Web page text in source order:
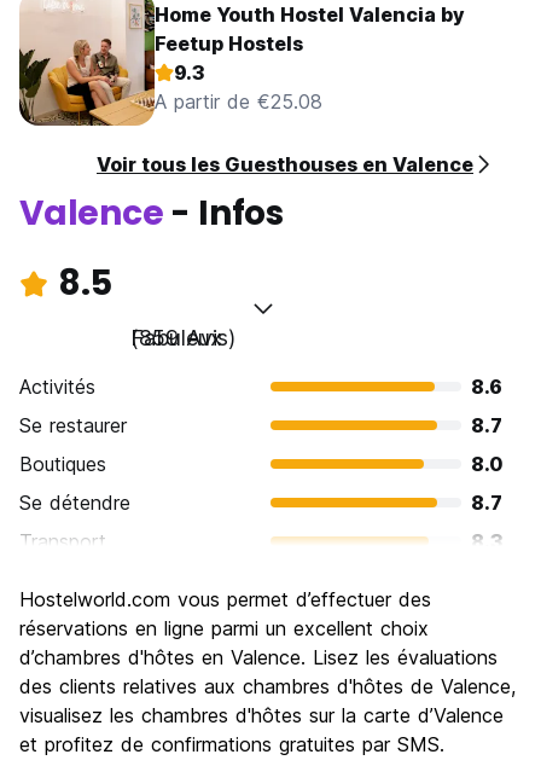
Home Youth Hostel Valencia by
Feetup Hostels
9.3
A partir de €25.08
Voir tous les Guesthouses en Valence
Valence - Infos
8.5
Fabuleux
(859 Avis)
Activités
8.6
Se restaurer
8.7
Boutiques
8.0
Se détendre
8.7
Transport
8.3
Culture
Sortir le soir / faire la fête
8.1
Bonnes affaires
8.4
Hostelworld.com vous permet d’effectuer des
réservations en ligne parmi un excellent choix
d’chambres d'hôtes en Valence. Lisez les évaluations
des clients relatives aux chambres d'hôtes de Valence,
visualisez les chambres d'hôtes sur la carte d’Valence
et profitez de confirmations gratuites par SMS.